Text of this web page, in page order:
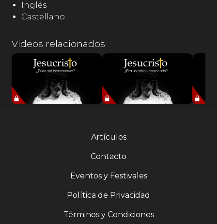
Inglés
Castellano
Videos relacionados
Artículos
Contacto
Eventos y Festivales
Política de Privacidad
Términos y Condiciones